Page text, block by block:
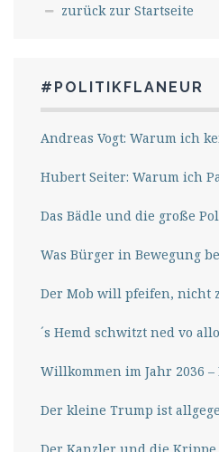
zurück zur Startseite
#POLITIKFLANEUR
Andreas Vogt: Warum ich
Hubert Seiter: Warum ich
Das Bädle und die große
Was Bürger in Bewegung
Der Mob will pfeifen, nicht
´s Hemd schwitzt ned vo
Willkommen im Jahr 2036
Der kleine Trump ist